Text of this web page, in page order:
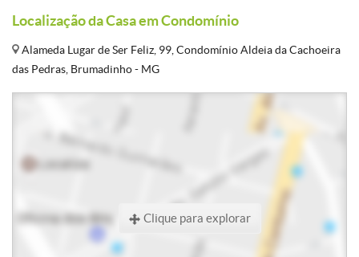
Localização da Casa em Condomínio
Alameda Lugar de Ser Feliz, 99, Condomínio Aldeia da Cachoeira
das Pedras, Brumadinho - MG
Clique para explorar